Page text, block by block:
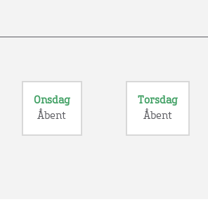
Onsdag
Åbent
Torsdag
Åbent